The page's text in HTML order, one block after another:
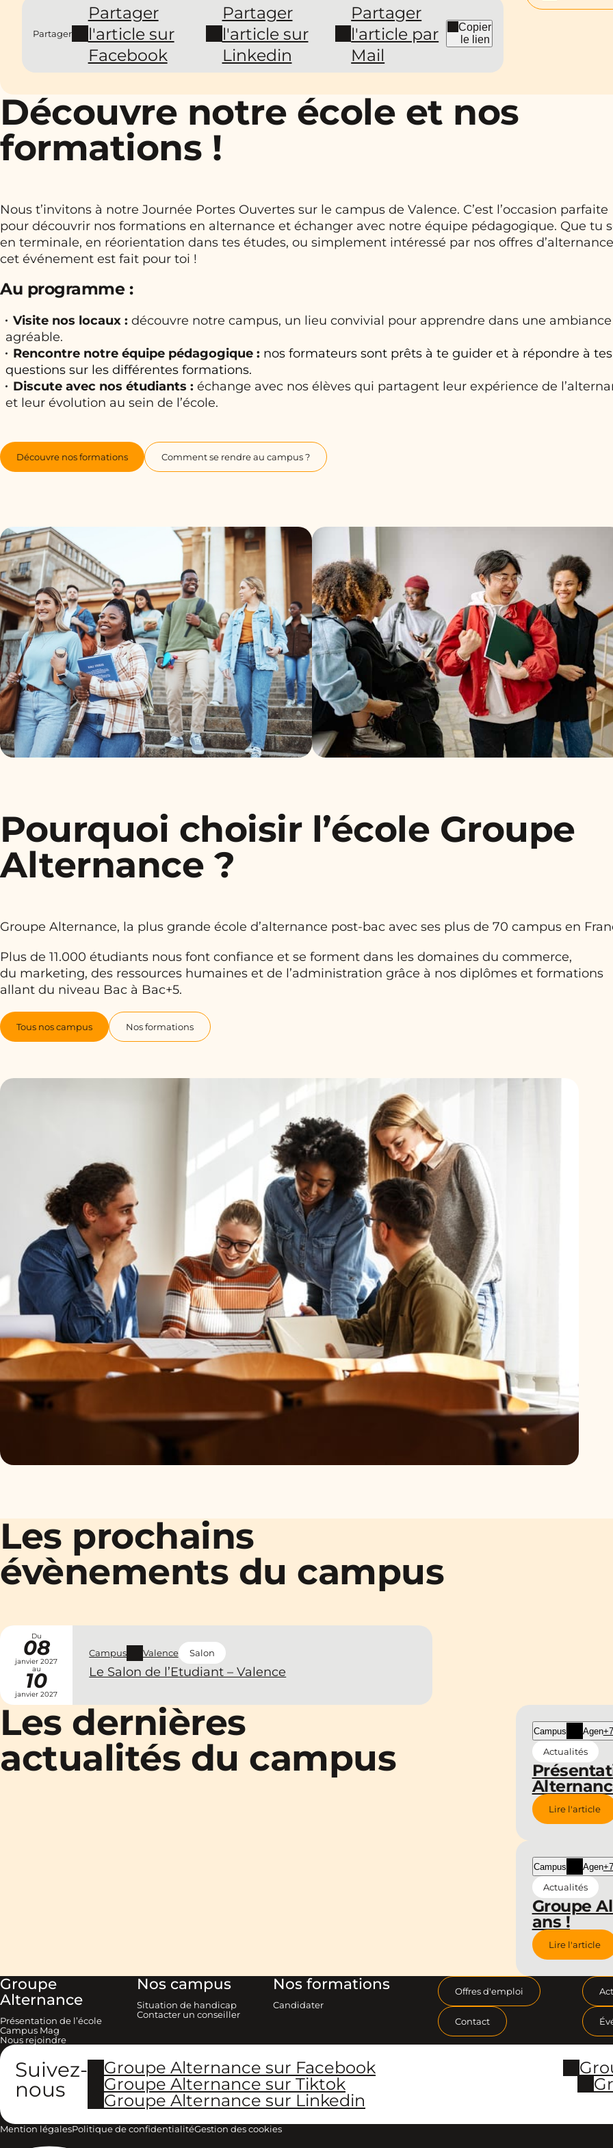
Partager
Partager
l'article sur
Facebook
Partager
l'article sur
Linkedin
Partager
l'article par
Mail
Copier
le lien
Découvre notre école et nos
formations !
Nous t’invitons à notre Journée Portes Ouvertes sur le campus de Valence. C’est l’occasion parfaite
pour découvrir nos formations en alternance et échanger avec notre équipe pédagogique. Que tu
en terminale, en réorientation dans tes études, ou simplement intéressé par nos offres
cet événement est fait pour toi !
Au programme :
Visite nos locaux : découvre notre campus, un lieu convivial pour apprendre dans une ambiance
agréable.
Rencontre notre équipe pédagogique : nos formateurs sont prêts à te guider et à répondre à tes
questions sur les différentes formations.
Discute avec nos étudiants : échange avec nos élèves qui partagent leur expérience de
et leur évolution au sein de l’école.
Découvre nos formations Comment se rendre au campus ?
Pourquoi choisir l’école Groupe
Alternance ?
Groupe Alternance, la plus grande école d’alternance post-bac avec ses plus de 70 campus en
Plus de 11.000 étudiants nous font confiance et se forment dans les domaines du commerce,
du marketing, des ressources humaines et de l’administration grâce à nos diplômes et formations
allant du niveau Bac à Bac+5.
Tous nos campus Nos formations
Les prochains
évènements du campus
Le Salon de l’Etudiant – Valence
Campus Valence Salon
Du
08
janvier 2027
au
10
janvier 2027
Les dernières
actualités du campus
Campus Agen
Actualités
Lire l'article
Groupe
ans !
Campus Agen
Actualités
Lire l'article
Groupe
Alternance
Présentation de l’école
Campus Mag
Nous rejoindre
Nos campus
Situation de handicap
Contacter un conseiller
Nos formations
Candidater
Offres d'emploi
Contact
Suivez-
nous
Groupe Alternance sur Facebook
Groupe Alternance sur Tiktok
Groupe Alternance sur Linkedin
Mention légalesPolitique de confidentialitéGestion des cookies